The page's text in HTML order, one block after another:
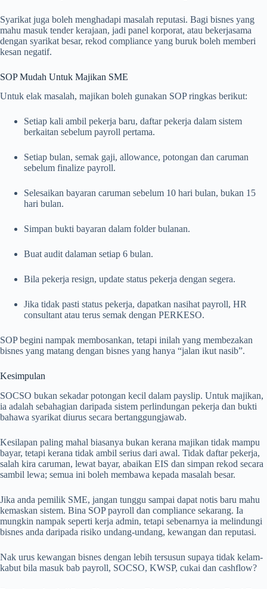
Syarikat juga boleh menghadapi masalah reputasi. Bagi bisnes yang
mahu masuk tender kerajaan, jadi panel korporat, atau bekerjasama
dengan syarikat besar, rekod compliance yang buruk boleh memberi
kesan negatif.
SOP Mudah Untuk Majikan SME
Untuk elak masalah, majikan boleh gunakan SOP ringkas berikut:
Setiap kali ambil pekerja baru, daftar pekerja dalam sistem
berkaitan sebelum payroll pertama.
Setiap bulan, semak gaji, allowance, potongan dan caruman
sebelum finalize payroll.
Selesaikan bayaran caruman sebelum 10 hari bulan, bukan 15
hari bulan.
Simpan bukti bayaran dalam folder bulanan.
Buat audit dalaman setiap 6 bulan.
Bila pekerja resign, update status pekerja dengan segera.
Jika tidak pasti status pekerja, dapatkan nasihat payroll, HR
consultant atau terus semak dengan PERKESO.
SOP begini nampak membosankan, tetapi inilah yang membezakan
bisnes yang matang dengan bisnes yang hanya “jalan ikut nasib”.
Kesimpulan
SOCSO bukan sekadar potongan kecil dalam payslip. Untuk majikan,
ia adalah sebahagian daripada sistem perlindungan pekerja dan bukti
bahawa syarikat diurus secara bertanggungjawab.
Kesilapan paling mahal biasanya bukan kerana majikan tidak mampu
bayar, tetapi kerana tidak ambil serius dari awal. Tidak daftar pekerja,
salah kira caruman, lewat bayar, abaikan EIS dan simpan rekod secara
sambil lewa; semua ini boleh membawa kepada masalah besar.
Jika anda pemilik SME, jangan tunggu sampai dapat notis baru mahu
kemaskan sistem. Bina SOP payroll dan compliance sekarang. Ia
mungkin nampak seperti kerja admin, tetapi sebenarnya ia melindungi
bisnes anda daripada risiko undang-undang, kewangan dan reputasi.
Nak urus kewangan bisnes dengan lebih tersusun supaya tidak kelam-
kabut bila masuk bab payroll, SOCSO, KWSP, cukai dan cashflow?